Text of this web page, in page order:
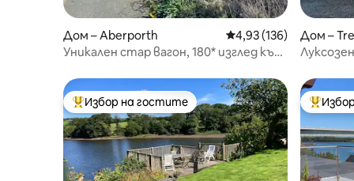
Дом – Aberporth Средна оценка: 4,93
4,93 (136)
Уникален стар вагон, 180* изглед към
Дом –
м
Най-популярен избор на гостите
Избор на гостите Най-